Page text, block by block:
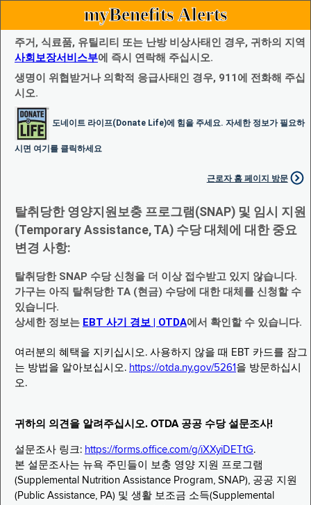
myBenefits Alerts
주거, 식료품, 유틸리티 또는 난방 비상사태인 경우, 귀하의 지역
사회보장서비스부에 즉시 연락해 주십시오.
생명이 위협받거나 의학적 응급사태인 경우, 911에 전화해 주십
시오.
도네이트 라이프(Donate Life)에 힘을 주세요. 자세한 정보가 필요하
시면 여기를 클릭하세요
근로자 홈 페이지 방문
탈취당한 영양지원보충 프로그램(SNAP) 및 임시 지원
(Temporary Assistance, TA) 수당 대체에 대한 중요
변경 사항:
탈취당한 SNAP 수당 신청을 더 이상 접수받고 있지 않습니다.
가구는 아직 탈취당한 TA (현금) 수당에 대한 대체를 신청할 수
있습니다.
상세한 정보는 EBT 사기 경보 | OTDA에서 확인할 수 있습니다.
여러분의 혜택을 지키십시오. 사용하지 않을 때 EBT 카드를 잠그
는 방법을 알아보십시오. https://otda.ny.gov/5261 을 방문하십시
오.
귀하의 의견을 알려주십시오. OTDA 공공 수당 설문조사!
설문조사 링크: https://forms.office.com/g/iXXyiDETtG.
본 설문조사는 뉴욕 주민들이 보충 영양 지원 프로그램
(Supplemental Nutrition Assistance Program, SNAP), 공공 지원
(Public Assistance, PA) 및 생활 보조금 소득(Supplemental